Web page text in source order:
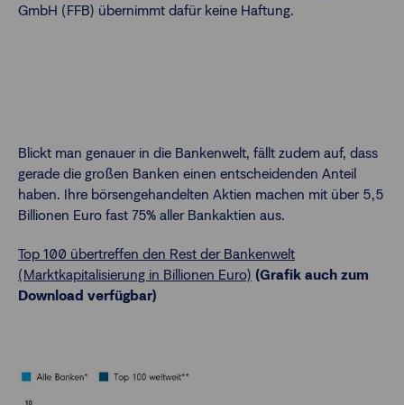
GmbH (FFB) übernimmt dafür keine Haftung.
Blickt man genauer in die Bankenwelt, fällt zudem auf, dass
gerade die großen Banken einen entscheidenden Anteil
haben. Ihre börsengehandelten Aktien machen mit über 5,5
Billionen Euro fast 75% aller Bankaktien aus.
Top 100 übertreffen den Rest der Bankenwelt
(Marktkapitalisierung in Billionen Euro) (Grafik auch zum
Download verfügbar)